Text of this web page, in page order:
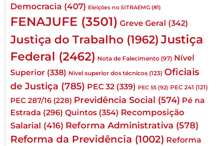
Democracia (407) Eleições no SITRAEMG (81)
FENAJUFE (3501) Greve Geral (342)
Justiça do Trabalho (1962) Justiça
Federal (2462) Nota de Falecimento (97) Nível
Superior (338) Nível superior dos técnicos (123) Oficiais
de Justiça (785) PEC 32 (339) PEC 55 (92) PEC 241 (121)
PEC 287/16 (228) Previdência Social (574) Pé na
Estrada (296) Quintos (354) Recomposição
Salarial (416) Reforma Administrativa (578)
Reforma da Previdência (1002) Reforma